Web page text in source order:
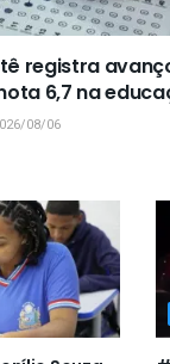
registra avanço
6,7 na
08/06